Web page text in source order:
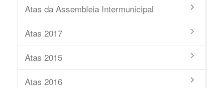
Atas da Assembleia Intermunicipal
Atas 2017
Atas 2015
Atas 2016